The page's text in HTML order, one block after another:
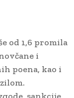
od 1,6 promila
i
poena, kao i